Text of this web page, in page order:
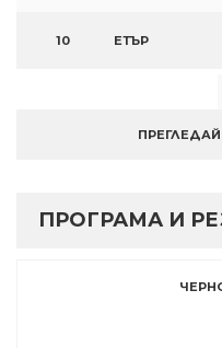
10 ЕТЪР
ПРОГРАМА И